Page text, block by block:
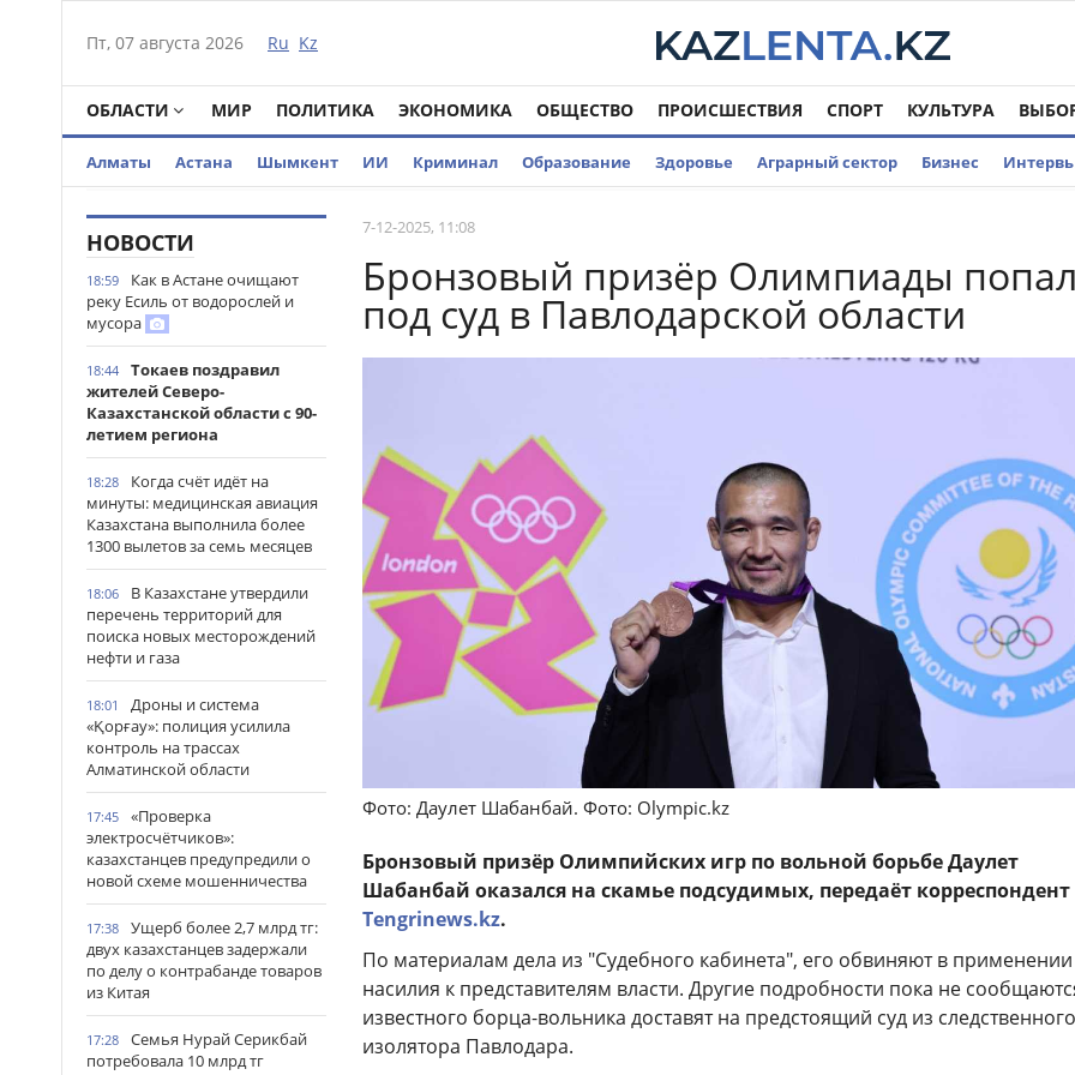
Пт, 07 августа 2026 Ru Kz
ОБЛАСТИ МИР ПОЛИТИКА ЭКОНОМИКА ОБЩЕСТВО ПРОИСШЕСТВИЯ СПОРТ КУЛЬТУРА
Алматы Астана Шымкент ИИ Криминал Образование Здоровье Аграрный сектор Бизнес
НОВОСТИ
18:59
Как в Астане очищают
реку Есиль от водорослей и
мусора
18:44
Токаев поздравил
жителей Северо-
Казахстанской области с 90-
летием региона
18:28
Когда счёт идёт на
минуты: медицинская авиация
Казахстана выполнила более
1300 вылетов за семь месяцев
18:06
В Казахстане утвердили
перечень территорий для
поиска новых месторождений
нефти и газа
18:01
Дроны и система
«Қорғау»: полиция усилила
контроль на трассах
Алматинской области
17:45
«Проверка
электросчётчиков»:
казахстанцев предупредили о
новой схеме мошенничества
17:38
Ущерб более 2,7 млрд тг:
двух казахстанцев задержали
по делу о контрабанде товаров
из Китая
17:28
Семья Нурай Серикбай
потребовала 10 млрд тг
7-12-2025, 11:08
Бронзовый призёр Олимпиады
под суд в Павлодарской области
Фото: Даулет Шабанбай. Фото: Olympic.kz
Бронзовый призёр Олимпийских игр по вольной борьбе Даулет
Шабанбай оказался на скамье подсудимых, передаёт корреспондент
Tengrinews.kz.
По материалам дела из "Судебного кабинета", его обвиняют в применении
насилия к представителям власти. Другие подробности пока не
известного борца-вольника доставят на предстоящий суд из следственного
изолятора Павлодара.